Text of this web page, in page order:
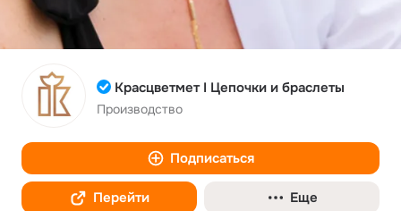
Красцветмет I Цепочки и браслеты
Производство
Подписаться
Перейти Еще